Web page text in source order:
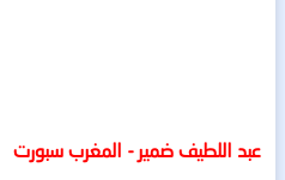
عبد اللطيف ضمير - المغرب سبورت